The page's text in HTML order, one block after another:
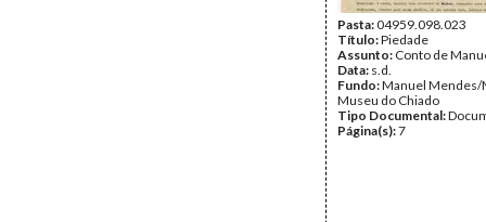
Pasta:04959.098.023
Título:Piedade
Assunto: Conto de
Data: s.d.
Fundo:Manuel Mendes/
Museu do Chiado
Tipo Documental:
Página(s):7